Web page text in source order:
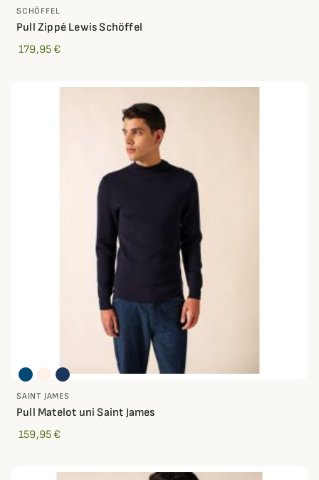
SCHÖFFEL
Pull Zippé Lewis Schöffel
179,95 €
SAINT JAMES
Pull Matelot uni Saint James
159,95 €